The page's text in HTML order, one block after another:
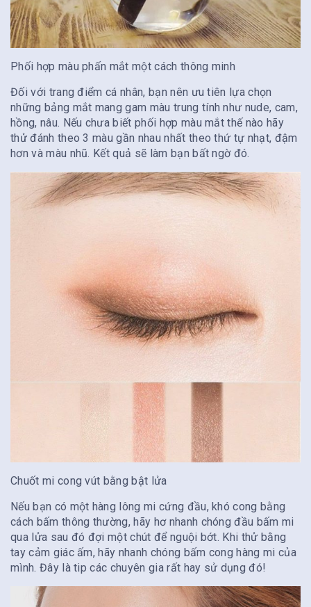
Phối hợp màu phấn mắt một cách thông minh
Đối với trang điểm cá nhân, bạn nên ưu tiên lựa chọn
những bảng mắt mang gam màu trung tính như nude, cam,
hồng, nâu. Nếu chưa biết phối hợp màu mắt thế nào hãy
thử đánh theo 3 màu gần nhau nhất theo thứ tự nhạt, đậm
hơn và màu nhũ. Kết quả sẽ làm bạn bất ngờ đó.
Chuốt mi cong vút bằng bật lửa
Nếu bạn có một hàng lông mi cứng đầu, khó cong bằng
cách bấm thông thường, hãy hơ nhanh chóng đầu bấm mi
qua lửa sau đó đợi một chút để nguội bớt. Khi thử bằng
tay cảm giác ấm, hãy nhanh chóng bấm cong hàng mi của
mình. Đây là tip các chuyên gia rất hay sử dụng đó!